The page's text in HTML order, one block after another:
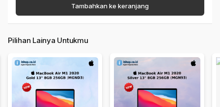
Tambahkan ke keranjang
Pilihan Lainya Untukmu